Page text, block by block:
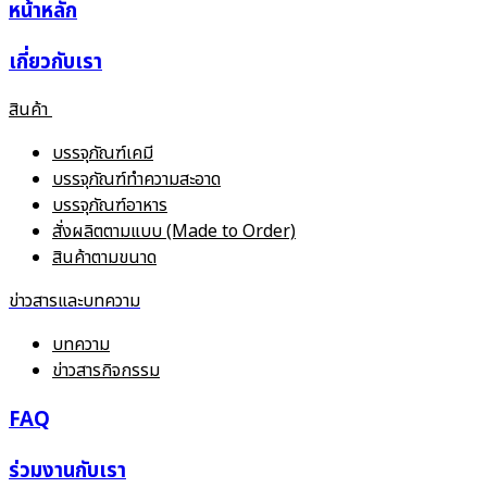
หน้าหลัก
เกี่ยวกับเรา
สินค้า
บรรจุภัณฑ์เคมี
บรรจุภัณฑ์ทำความสะอาด
บรรจุภัณฑ์อาหาร
สั่งผลิตตามแบบ (Made to Order)
สินค้าตามขนาด
ข่าวสารและบทความ
บทความ
ข่าวสารกิจกรรม
FAQ
ร่วมงานกับเรา